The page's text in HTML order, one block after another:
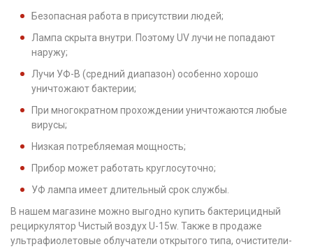
Безопасная работа в присутствии людей;
Лампа скрыта внутри. Поэтому UV лучи не попадают
наружу;
Лучи УФ-В (средний диапазон) особенно хорошо
уничтожают бактерии;
При многократном прохождении уничтожаются любые
вирусы;
Низкая потребляемая мощность;
Прибор может работать круглосуточно;
УФ лампа имеет длительный срок службы.
В нашем магазине можно выгодно купить бактерицидный
рециркулятор Чистый воздух U-15w. Также в продаже
ультрафиолетовые облучатели открытого типа, очистители-